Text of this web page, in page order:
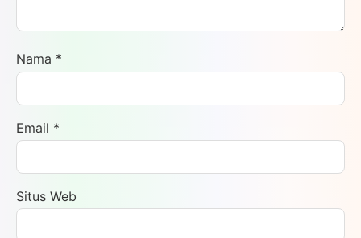
Nama *
Email *
Situs Web